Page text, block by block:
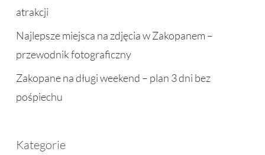
atrakcji
Najlepsze miejsca na zdjęcia w Zakopanem –
przewodnik fotograficzny
Zakopane na długi weekend – plan 3 dni bez
pośpiechu
Kategorie